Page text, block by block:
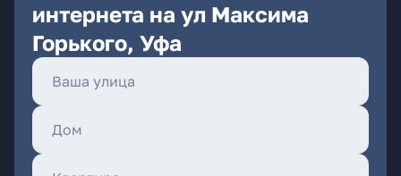
интернета на ул Максима
Горького, Уфа